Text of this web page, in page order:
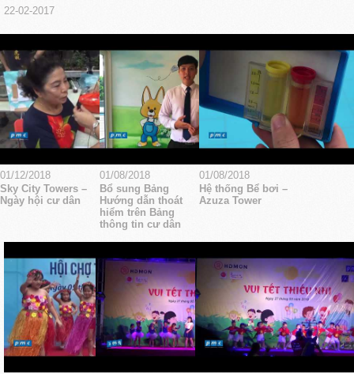
22-02-2017
01/12/2018
Sky City Towers –
Ngày hội cư dân
01/08/2018
Bổ sung Bảng
Hướng dẫn thoát
hiểm trên Bảng
thông tin cư dân
01/08/2018
Hệ thống Bể bơi –
Azuza Tower